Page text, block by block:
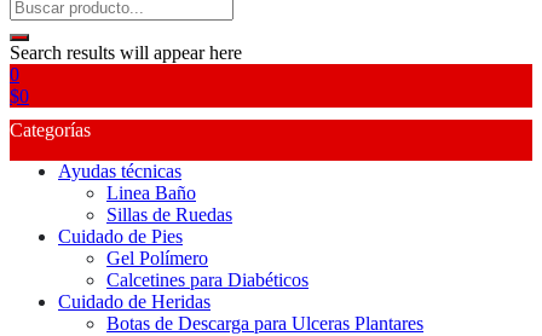
Surti-Ort
SO
Search results will appear here
0
$0
Categorías
Ayudas técnicas
Linea Baño
Sillas de Ruedas
Cuidado de Pies
Gel Polímero
Calcetines para Diabéticos
Cuidado de Heridas
Botas de Descarga para Ulceras Plantares